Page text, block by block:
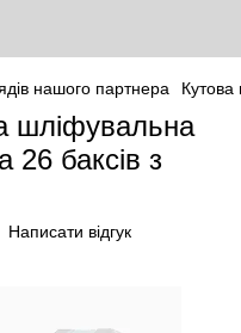
нашого партнера
шліфувальна
26 баксів з
Написати відгук